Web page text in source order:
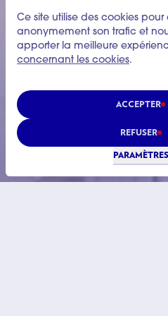
Ce site utilise des cookies pour
anonymement son trafic et
apporter la meilleure
concernant les cookies.
ACCEPTER
REFUSER
PARAMÈTRES